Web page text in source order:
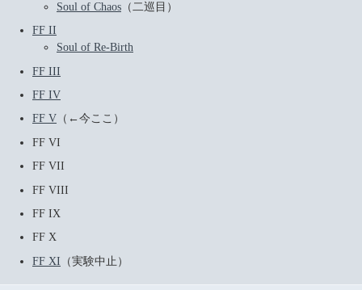
Soul of Chaos （二巡目）
FF II
Soul of Re-Birth
FF III
FF IV
FF V （←今ここ）
FF VI
FF VII
FF VIII
FF IX
FF X
FF XI （実験中止）